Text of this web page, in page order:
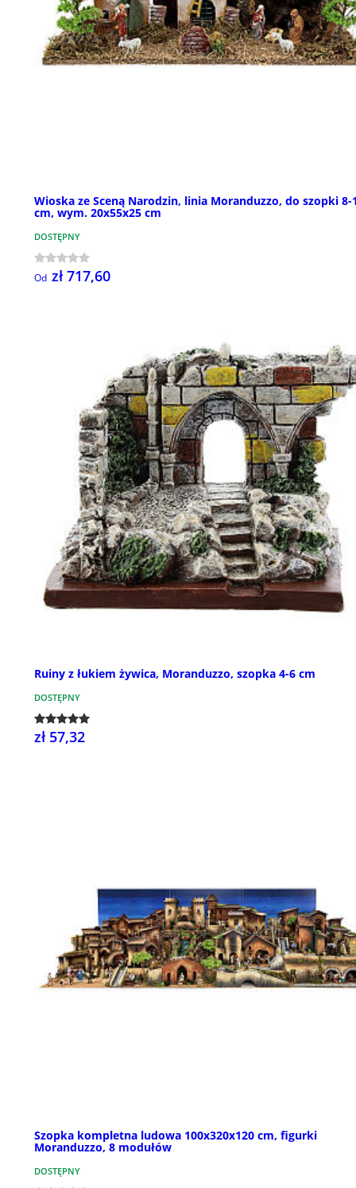
Wioska ze Sceną Narodzin, linia Moranduzzo, do szopki 8-
cm, wym. 20x55x25 cm
DOSTĘPNY
Od zł 717,60
Ruiny z łukiem żywica, Moranduzzo, szopka 4-6 cm
DOSTĘPNY
zł 57,32
Szopka kompletna ludowa 100x320x120 cm, figurki
Moranduzzo, 8 modułów
DOSTĘPNY